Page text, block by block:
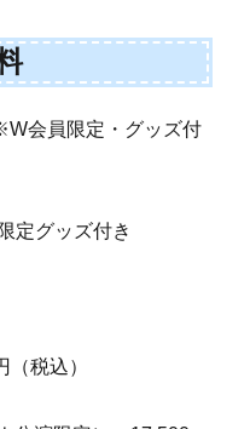
会員限定・グッズ付
定グッズ付き
（税込）